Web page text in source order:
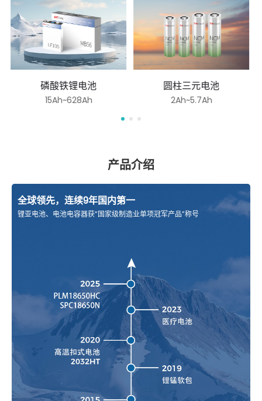
磷酸铁锂电池
15Ah~628Ah
圆柱三元电池
2Ah~5.7Ah
产品介绍
全球领先，连续9年国内第一
锂亚电池、电池电容器获“国家级制造业单项冠军产品”称号